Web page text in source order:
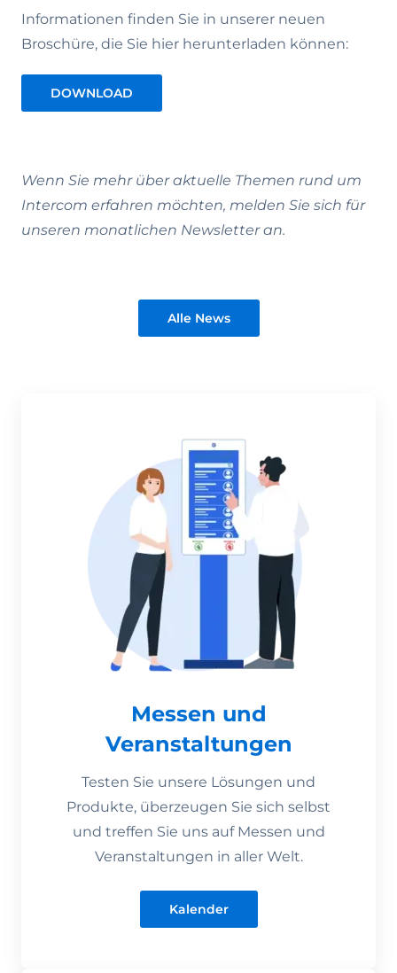
Informationen finden Sie in unserer neuen
Broschüre, die Sie hier herunterladen können:
DOWNLOAD
Wenn Sie mehr über aktuelle Themen rund um
Intercom erfahren möchten, melden Sie sich für
unseren monatlichen Newsletter an.
Alle News
Messen und
Veranstaltungen
Testen Sie unsere Lösungen und
Produkte, überzeugen Sie sich selbst
und treffen Sie uns auf Messen und
Veranstaltungen in aller Welt.
Kalender